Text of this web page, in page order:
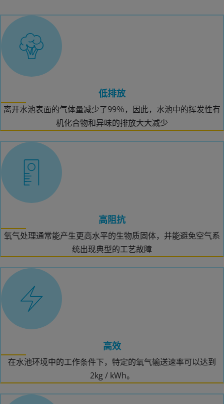
低排放
离开水池表面的气体量减少了99％，因此，水池中的挥发性有
机化合物和异味的排放大大减少
高阻抗
氧气处理通常能产生更高水平的生物质固体，并能避免空气系
统出现典型的工艺故障
高效
在水池环境中的工作条件下，特定的氧气输送速率可以达到
2kg / kWh。